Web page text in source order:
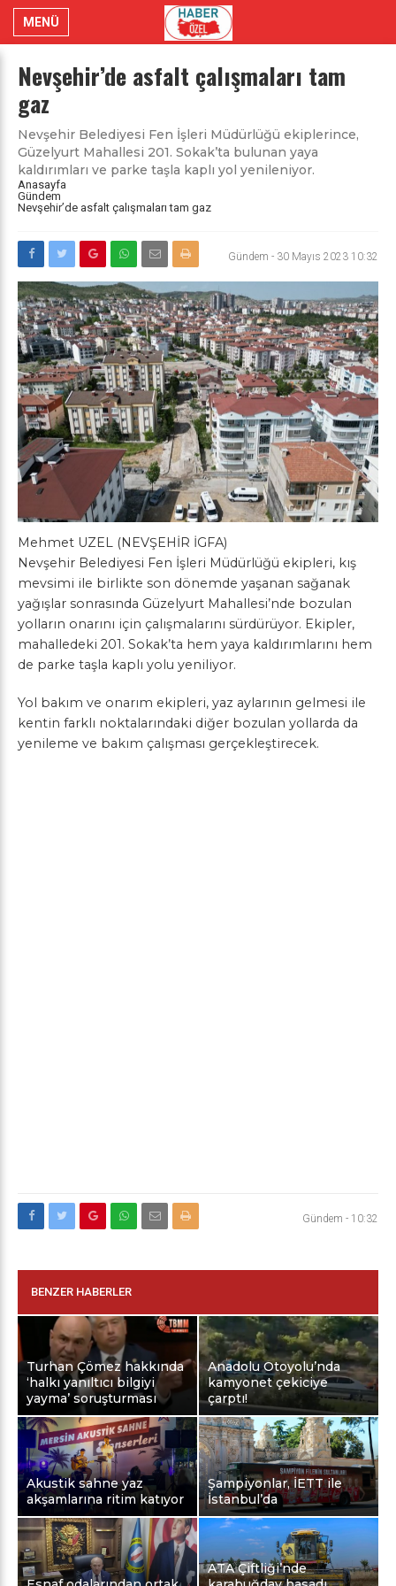
MENÜ
Nevşehir’de asfalt çalışmaları tam
gaz
Nevşehir Belediyesi Fen İşleri Müdürlüğü ekiplerince,
Güzelyurt Mahallesi 201. Sokak’ta bulunan yaya
kaldırımları ve parke taşla kaplı yol yenileniyor.
Anasayfa
Gündem
Nevşehir’de asfalt çalışmaları tam gaz
Gündem - 30 Mayıs 2023 10:32
Mehmet UZEL (NEVŞEHİR İGFA)
Nevşehir Belediyesi Fen İşleri Müdürlüğü ekipleri, kış
mevsimi ile birlikte son dönemde yaşanan sağanak
yağışlar sonrasında Güzelyurt Mahallesi’nde bozulan
yolların onarını için çalışmalarını sürdürüyor. Ekipler,
mahalledeki 201. Sokak’ta hem yaya kaldırımlarını hem
de parke taşla kaplı yolu yeniliyor.
Yol bakım ve onarım ekipleri, yaz aylarının gelmesi ile
kentin farklı noktalarındaki diğer bozulan yollarda da
yenileme ve bakım çalışması gerçekleştirecek.
Gündem - 10:32
BENZER HABERLER
Turhan Çömez hakkında
‘halkı yanıltıcı bilgiyi
yayma’ soruşturması
Anadolu Otoyolu’nda
kamyonet çekiciye
çarptı!
Akustik sahne yaz
akşamlarına ritim katıyor
Şampiyonlar, İETT ile
İstanbul’da
ATA Çiftliği’nde